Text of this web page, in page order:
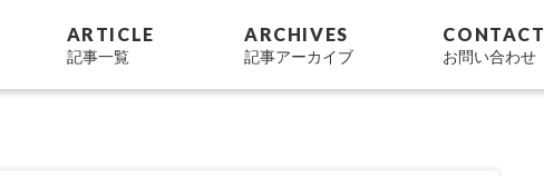
ARTICLE
記事一覧
ARCHIVES
記事アーカイブ
CONTACT
お問い合わせ